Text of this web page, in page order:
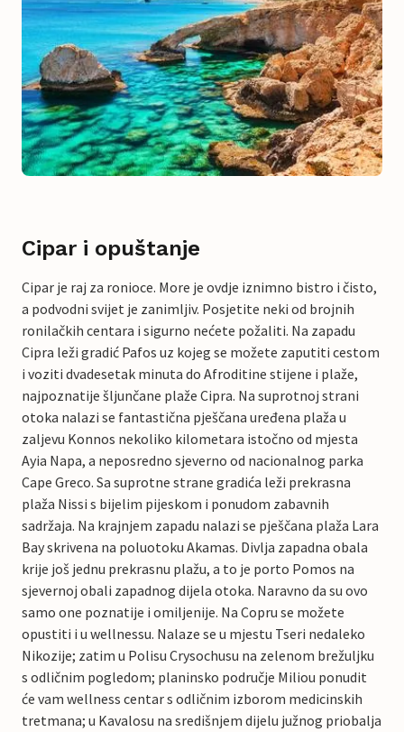
Cipar i opuštanje
Cipar je raj za ronioce. More je ovdje iznimno bistro i čisto,
a podvodni svijet je zanimljiv. Posjetite neki od brojnih
ronilačkih centara i sigurno nećete požaliti. Na zapadu
Cipra leži gradić Pafos uz kojeg se možete zaputiti cestom
i voziti dvadesetak minuta do Afroditine stijene i plaže,
najpoznatije šljunčane plaže Cipra. Na suprotnoj strani
otoka nalazi se fantastična pješčana uređena plaža u
zaljevu Konnos nekoliko kilometara istočno od mjesta
Ayia Napa, a neposredno sjeverno od nacionalnog parka
Cape Greco. Sa suprotne strane gradića leži prekrasna
plaža Nissi s bijelim pijeskom i ponudom zabavnih
sadržaja. Na krajnjem zapadu nalazi se pješčana plaža Lara
Bay skrivena na poluotoku Akamas. Divlja zapadna obala
krije još jednu prekrasnu plažu, a to je porto Pomos na
sjevernoj obali zapadnog dijela otoka. Naravno da su ovo
samo one poznatije i omiljenije. Na Copru se možete
opustiti i u wellnessu. Nalaze se u mjestu Tseri nedaleko
Nikozije; zatim u Polisu Crysochusu na zelenom brežuljku
s odličnim pogledom; planinsko područje Miliou ponudit
će vam wellness centar s odličnim izborom medicinskih
tretmana; u Kavalosu na središnjem dijelu južnog priobalja